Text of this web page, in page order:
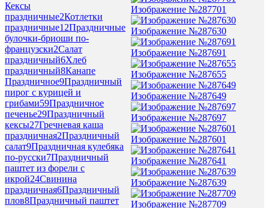
Кексы
праздничные2Котлетки
праздничные12Праздничные
булочки-бриоши по-
французски2Салат
праздничный6Хлеб
праздничный8Канапе
Праздничное9Праздничный
пирог с курицей и
грибами59Праздничное
печенье29Праздничный
кексы27Гречневая каша
праздничная2Праздничный
салат9Праздничная кулебяка
по-русски7Праздничный
паштет из форели с
икрой24Свинина
праздничная6Праздничный
плов8Праздничный паштет
Изображение №287701
Изображение №287630
Изображение №287691
Изображение №287655
Изображение №287649
Изображение №287697
Изображение №287601
Изображение №287641
Изображение №287639
Изображение №287709